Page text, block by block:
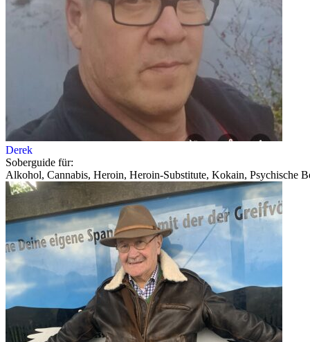
Derek
Soberguide für:
Alkohol, Cannabis, Heroin, Heroin-Substitute, Kokain, Psychische